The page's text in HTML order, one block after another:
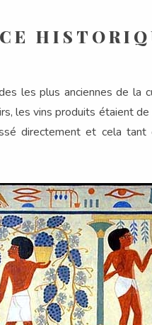
les plus anciennes de la
les vins produits étaient
directement et cela tant